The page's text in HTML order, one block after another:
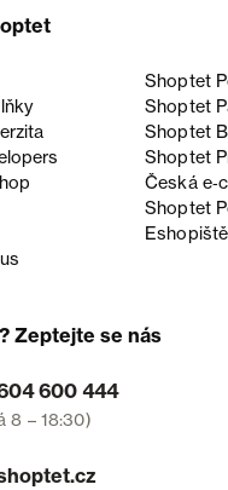
Shoptet
Shoptet
Shoptet
Shoptet
Česká
Shoptet
Eshopiště
Zeptejte se nás
600 444
8 – 18:30)